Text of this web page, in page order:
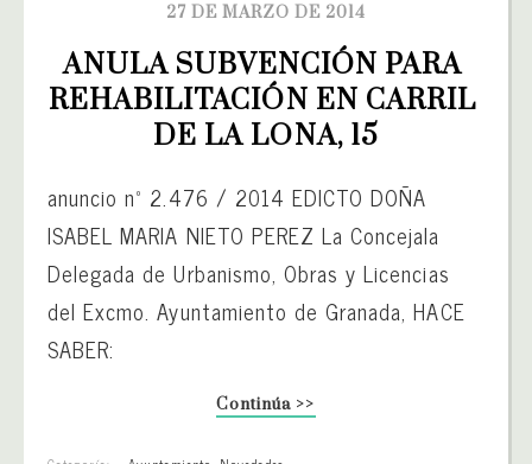
27 DE MARZO DE 2014
ANULA SUBVENCIÓN PARA
REHABILITACIÓN EN CARRIL
DE LA LONA, 15
anuncio nº 2.476 / 2014 EDICTO DOÑA
ISABEL MARIA NIETO PEREZ La Concejala
Delegada de Urbanismo, Obras y Licencias
del Excmo. Ayuntamiento de Granada, HACE
SABER:
Continúa >>